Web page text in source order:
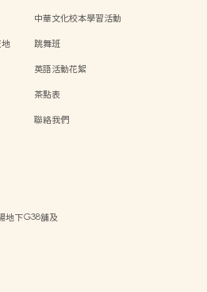
中華文化校本學習活動
跳舞班
英語活動花絮
茶點表
聯絡我們
地下G38舖及